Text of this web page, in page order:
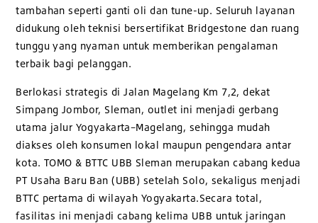
tambahan seperti ganti oli dan tune-up. Seluruh layanan
didukung oleh teknisi bersertifikat Bridgestone dan ruang
tunggu yang nyaman untuk memberikan pengalaman
terbaik bagi pelanggan.
Berlokasi strategis di Jalan Magelang Km 7,2, dekat
Simpang Jombor, Sleman, outlet ini menjadi gerbang
utama jalur Yogyakarta–Magelang, sehingga mudah
diakses oleh konsumen lokal maupun pengendara antar
kota. TOMO & BTTC UBB Sleman merupakan cabang kedua
PT Usaha Baru Ban (UBB) setelah Solo, sekaligus menjadi
BTTC pertama di wilayah Yogyakarta.Secara total,
fasilitas ini menjadi cabang kelima UBB untuk jaringan